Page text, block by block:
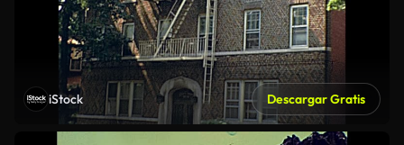
iStock Descargar Gratis